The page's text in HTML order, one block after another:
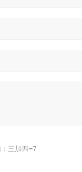
三加四=7